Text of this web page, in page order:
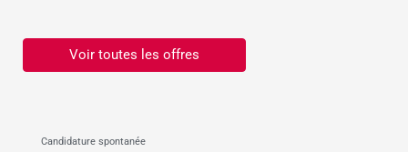
Voir toutes les offres
Candidature spontanée